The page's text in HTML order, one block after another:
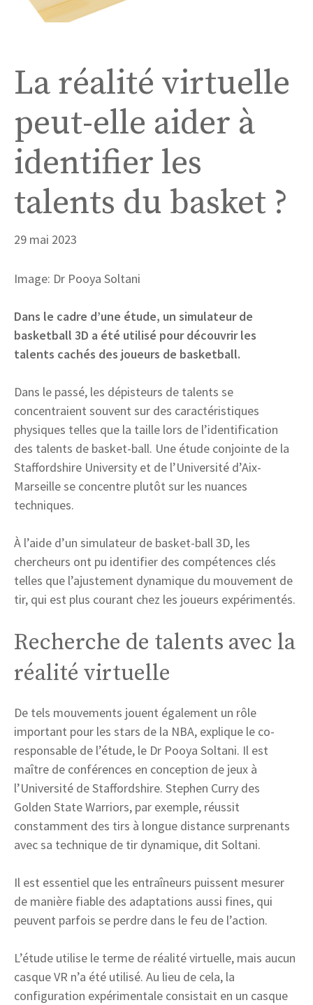
La réalité virtuelle
peut-elle aider à
identifier les
talents du basket ?
29 mai 2023
Image: Dr Pooya Soltani
Dans le cadre d’une étude, un simulateur de
basketball 3D a été utilisé pour découvrir les
talents cachés des joueurs de basketball.
Dans le passé, les dépisteurs de talents se
concentraient souvent sur des caractéristiques
physiques telles que la taille lors de l’identification
des talents de basket-ball. Une étude conjointe de la
Staffordshire University et de l’Université d’Aix-
Marseille se concentre plutôt sur les nuances
techniques.
À l’aide d’un simulateur de basket-ball 3D, les
chercheurs ont pu identifier des compétences clés
telles que l’ajustement dynamique du mouvement de
tir, qui est plus courant chez les joueurs expérimentés.
Recherche de talents avec la
réalité virtuelle
De tels mouvements jouent également un rôle
important pour les stars de la NBA, explique le co-
responsable de l’étude, le Dr Pooya Soltani. Il est
maître de conférences en conception de jeux à
l’Université de Staffordshire. Stephen Curry des
Golden State Warriors, par exemple, réussit
constamment des tirs à longue distance surprenants
avec sa technique de tir dynamique, dit Soltani.
Il est essentiel que les entraîneurs puissent mesurer
de manière fiable des adaptations aussi fines, qui
peuvent parfois se perdre dans le feu de l’action.
L’étude utilise le terme de réalité virtuelle, mais aucun
casque VR n’a été utilisé. Au lieu de cela, la
configuration expérimentale consistait en un casque